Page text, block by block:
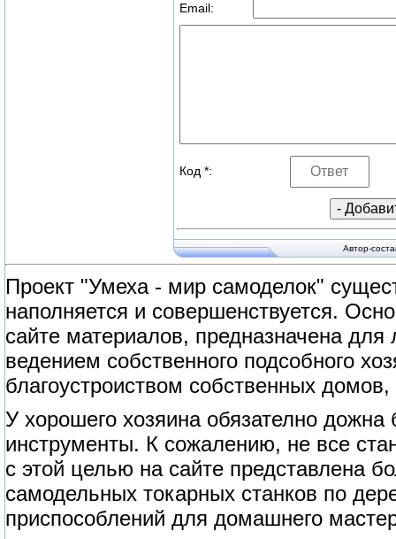
Email:
Код *:
Автор-
Проект "Умеха - мир самоделок"
наполняется и совершенствуется.
сайте материалов, предназначена
ведением собственного подсобного
благоустроиством собственных
У хорошего хозяина обязателно
инструменты. К сожалению, не все
с этой целью на сайте представлена
самодельных токарных станков по
приспособлений для домашнего